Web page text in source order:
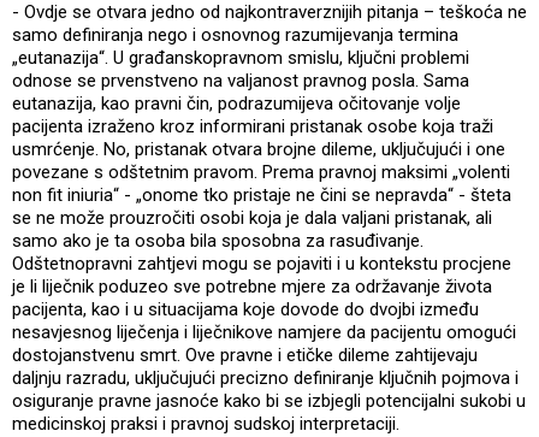
- Ovdje se otvara jedno od najkontraverznijih pitanja – teškoća ne
samo definiranja nego i osnovnog razumijevanja termina
„eutanazija“. U građanskopravnom smislu, ključni problemi
odnose se prvenstveno na valjanost pravnog posla. Sama
eutanazija, kao pravni čin, podrazumijeva očitovanje volje
pacijenta izraženo kroz informirani pristanak osobe koja traži
usmrćenje. No, pristanak otvara brojne dileme, uključujući i one
povezane s odštetnim pravom. Prema pravnoj maksimi „volenti
non fit iniuria“ - „onome tko pristaje ne čini se nepravda“ - šteta
se ne može prouzročiti osobi koja je dala valjani pristanak, ali
samo ako je ta osoba bila sposobna za rasuđivanje.
Odštetnopravni zahtjevi mogu se pojaviti i u kontekstu procjene
je li liječnik poduzeo sve potrebne mjere za održavanje života
pacijenta, kao i u situacijama koje dovode do dvojbi između
nesavjesnog liječenja i liječnikove namjere da pacijentu omogući
dostojanstvenu smrt. Ove pravne i etičke dileme zahtijevaju
daljnju razradu, uključujući precizno definiranje ključnih pojmova i
osiguranje pravne jasnoće kako bi se izbjegli potencijalni sukobi u
medicinskoj praksi i pravnoj sudskoj interpretaciji.